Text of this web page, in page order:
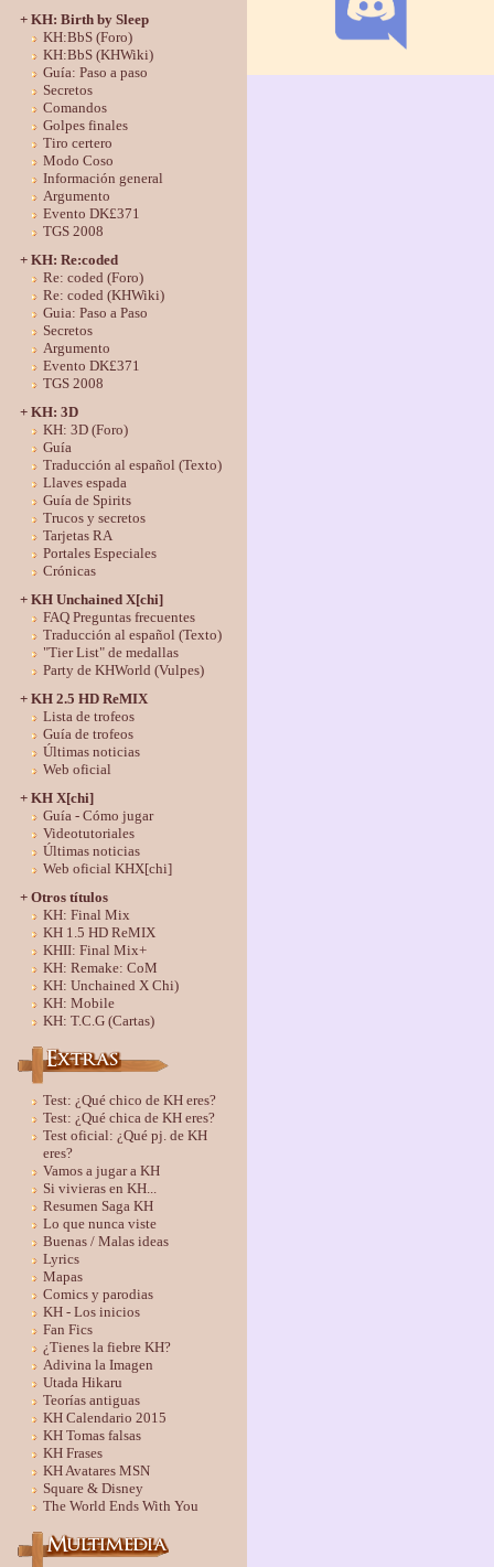
+ KH: Birth by Sleep
KH:BbS (Foro)
KH:BbS (KHWiki)
Guía: Paso a paso
Secretos
Comandos
Golpes finales
Tiro certero
Modo Coso
Información general
Argumento
Evento DK£371
TGS 2008
+ KH: Re:coded
Re: coded (Foro)
Re: coded (KHWiki)
Guia: Paso a Paso
Secretos
Argumento
Evento DK£371
TGS 2008
+ KH: 3D
KH: 3D (Foro)
Guía
Traducción al español (Texto)
Llaves espada
Guía de Spirits
Trucos y secretos
Tarjetas RA
Portales Especiales
Crónicas
+ KH Unchained X[chi]
FAQ Preguntas frecuentes
Traducción al español (Texto)
"Tier List" de medallas
Party de KHWorld (Vulpes)
+ KH 2.5 HD ReMIX
Lista de trofeos
Guía de trofeos
Últimas noticias
Web oficial
+ KH X[chi]
Guía - Cómo jugar
Videotutoriales
Últimas noticias
Web oficial KHX[chi]
+ Otros títulos
KH: Final Mix
KH 1.5 HD ReMIX
KHII: Final Mix+
KH: Remake: CoM
KH: Unchained X Chi)
KH: Mobile
KH: T.C.G (Cartas)
Test: ¿Qué chico de KH eres?
Test: ¿Qué chica de KH eres?
Test oficial: ¿Qué pj. de KH
eres?
Vamos a jugar a KH
Si vivieras en KH...
Resumen Saga KH
Lo que nunca viste
Buenas / Malas ideas
Lyrics
Mapas
Comics y parodias
KH - Los inicios
Fan Fics
¿Tienes la fiebre KH?
Adivina la Imagen
Utada Hikaru
Teorías antiguas
KH Calendario 2015
KH Tomas falsas
KH Frases
KH Avatares MSN
Square & Disney
The World Ends With You